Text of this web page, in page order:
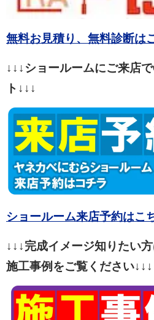
無料お見積り、無料診断は
↓↓↓ショールームにご来店
ト↓↓↓
ショールーム来店予約はこ
↓↓↓完成イメージ知りたい
施工事例をご覧ください↓↓↓